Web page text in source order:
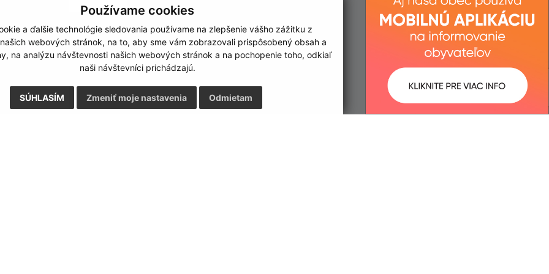
Používame cookies
a ďalšie technológie sledovania používame na zlepšenie vášho zážitku z
webových stránok, na to, aby sme vám zobrazovali prispôsobený obsah a
na analýzu návštevnosti našich webových stránok a na pochopenie toho, odkiaľ
naši návštevníci prichádzajú.
SÚHLASÍM Odmietam
Zmeniť moje nastavenia
Google reCaptcha Response
Odoslať správu